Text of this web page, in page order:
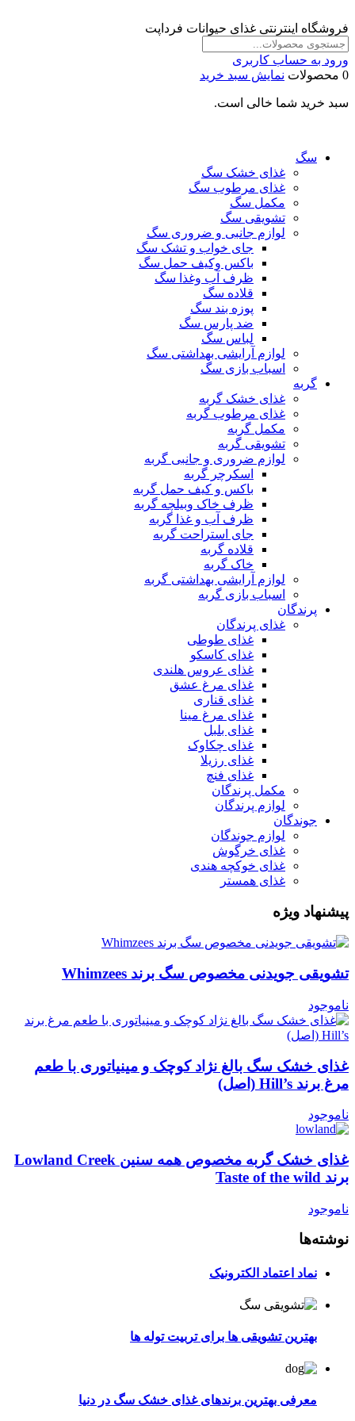
فروشگاه اینترنتی غذای حیوانات فرداپت
ورود به حساب کاربری
0 محصولات
نمایش سبد خرید
سبد خرید شما خالی است.
سگ
غذای خشک سگ
غذای مرطوب سگ
مکمل سگ
تشویقی سگ
لوازم جانبی و ضروری سگ
جای خواب و تشک سگ
باکس وکیف حمل سگ
ظرف آب وغذا سگ
قلاده سگ
پوزه بند سگ
ضد پارس سگ
لباس سگ
لوازم آرایشی بهداشتی سگ
اسباب بازی سگ
گربه
غذای خشک گربه
غذای مرطوب گربه
مکمل گربه
تشویقی گربه
لوازم ضروری و جانبی گربه
اسکرچر گربه
باکس و کیف حمل گربه
ظرف خاک وبیلچه گربه
ظرف آب و غذا گربه
جای استراحت گربه
قلاده گربه
خاک گربه
لوازم آرایشی بهداشتی گربه
اسباب بازی گربه
پرندگان
غذای پرندگان
غذای طوطی
غذای کاسکو
غذای عروس هلندی
غذای مرغ عشق
غذای قناری
غذای مرغ مینا
غذای بلبل
غذای چکاوک
غذای رزیلا
غذای فنچ
مکمل پرندگان
لوازم پرندگان
جوندگان
لوازم جوندگان
غذای خرگوش
غذای خوکچه هندی
غذای همستر
پیشنهاد ویژه
تشویقی جویدنی مخصوص سگ برند Whimzees
ناموجود
غذای خشک سگ بالغ نژاد کوچک و مینیاتوری با طعم
مرغ برند Hill’s (اصل)
ناموجود
غذای خشک گربه مخصوص همه سنین Lowland Creek
برند Taste of the wild
ناموجود
نوشته‌ها
نماد اعتماد الکترونیک
بهترین تشویقی ها برای تربیت توله ها
معرفی بهترین برندهای غذای خشک سگ در دنیا